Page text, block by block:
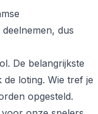
dus
De belangrijkste
loting. Wie tref je
opgesteld.